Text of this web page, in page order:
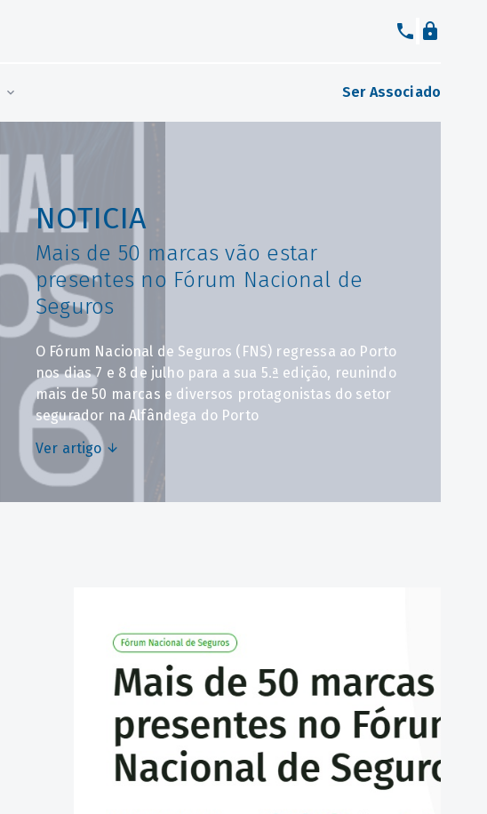
Ser Associado
NOTICIA
Mais de 50 marcas vão estar
presentes no Fórum Nacional de
Seguros
O Fórum Nacional de Seguros (FNS) regressa ao Porto
nos dias 7 e 8 de julho para a sua 5.ª edição, reunindo
mais de 50 marcas e diversos protagonistas do setor
segurador na Alfândega do Porto
Ver artigo